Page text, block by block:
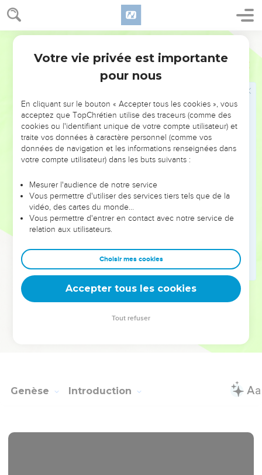
NE MANQUEZ PAS L’ÉVÉNEMENT
DE L’ANNÉE !
ET SI LEURS ERREURS POUVAIENT VOUS ÉVITER LES
VOTRES ?
leur foi ou leur vision. Mais on voit moins les doutes, les erreurs
et les saisons difficiles qu'ils ont traversés, alors même que ce
sont elles qui les ont façonnés.
Dans cette conférence, leaders, entrepreneurs, et responsables
clés pour avancer avec plus de sagesse afin que leurs erreurs
deviennent vos tremplins. Que vous guidiez un ministère, une
équipe, un groupe ou une famille, leur expérience est faite
Genèse Introduction
Votre vie privée est importante
pour nous
En cliquant sur le bouton « Accepter tous les cookies », vous
acceptez que TopChrétien utilise des traceurs (comme des
cookies ou l'identifiant unique de votre compte utilisateur) et
traite vos données à caractère personnel (comme vos
données de navigation et les informations renseignées dans
votre compte utilisateur) dans les buts suivants :
Mesurer l'audience de notre service
Vous permettre d'utiliser des services tiers tels que de la
vidéo, des cartes du monde…
Vous permettre d'entrer en contact avec notre service de
relation aux utilisateurs.
Choisir mes cookies
Accepter tous les cookies
Tout refuser